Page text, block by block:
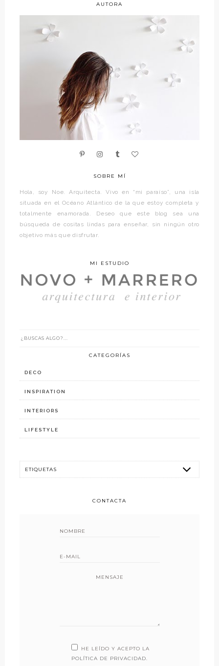
AUTORA
SOBRE MÍ
Hola, soy Noe. Arquitecta. Vivo en “mi paraíso”, una isla
situada en el Océano Atlántico de la que estoy completa y
totalmente enamorada. Deseo que este blog sea una
búsqueda de cositas lindas para enseñar, sin ningún otro
objetivo más que disfrutar.
MI ESTUDIO
CATEGORÍAS
DECO
INSPIRATION
INTERIORS
LIFESTYLE
CONTACTA
MENSAJE
HE LEÍDO Y ACEPTO LA
POLÍTICA DE PRIVACIDAD.